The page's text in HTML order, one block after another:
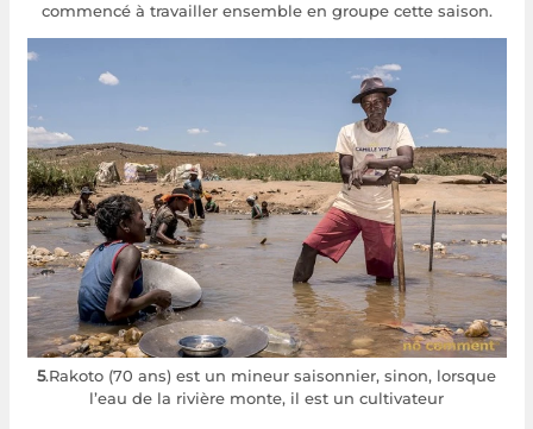
commencé à travailler ensemble en groupe cette saison.
5.Rakoto (70 ans) est un mineur saisonnier, sinon, lorsque
l’eau de la rivière monte, il est un cultivateur